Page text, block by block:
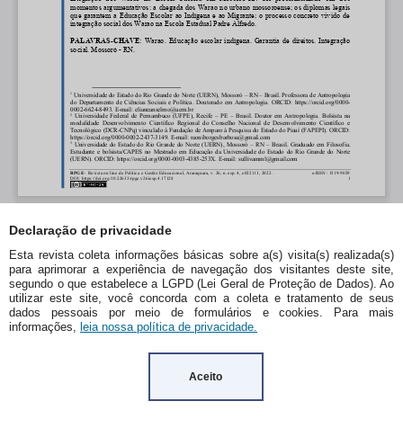
Declaração de privacidade
Esta revista coleta informações básicas sobre a(s) visita(s) realizada(s)
para aprimorar a experiência de navegação dos visitantes deste site,
segundo o que estabelece a LGPD (Lei Geral de Proteção de Dados). Ao
utilizar este site, você concorda com a coleta e tratamento de seus
dados pessoais por meio de formulários e cookies. Para mais
informações, leia nossa política de privacidade.
Aceito